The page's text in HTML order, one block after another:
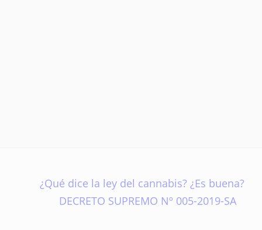
¿Qué dice la ley del cannabis? ¿Es buena?
DECRETO SUPREMO Nº 005-2019-SA